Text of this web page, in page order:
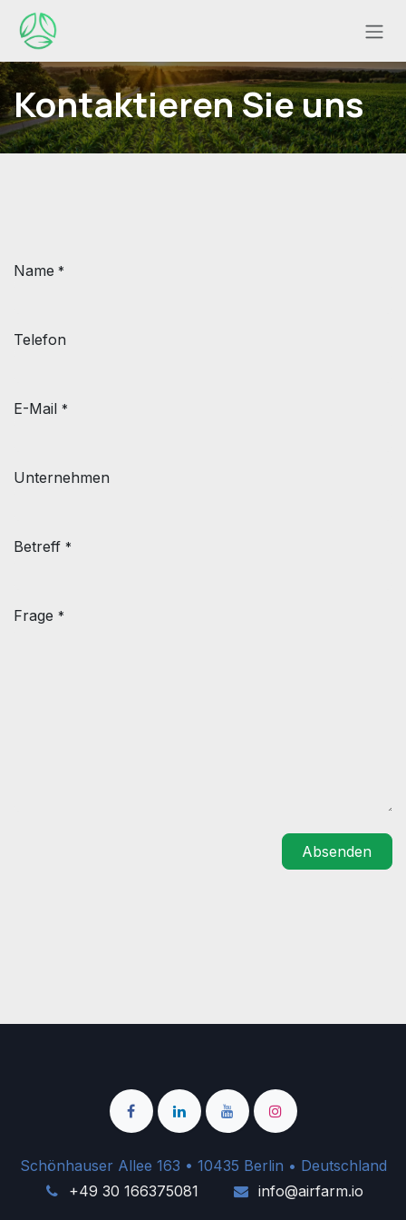
Zum Inhalt springen
Kontaktieren Sie uns
Name *
Telefon
E-Mail *
Unternehmen
Betreff *
Frage *
Absenden
Schönhauser Allee 163 • 10435 Berlin • Deutschland
+49 30 166375081
info@airfarm.io